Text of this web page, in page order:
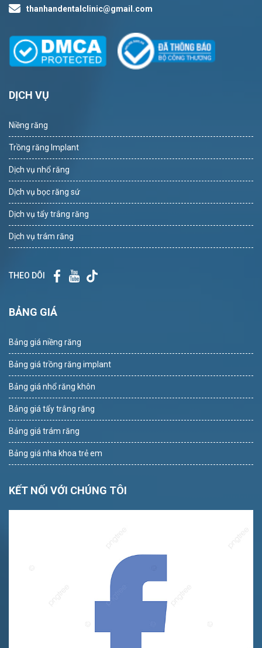
thanhandentalclinic@gmail.com
DỊCH VỤ
Niềng răng
Trồng răng Implant
Dịch vụ nhổ răng
Dịch vụ bọc răng sứ
Dịch vụ tẩy trắng răng
Dịch vụ trám răng
THEO DÕI
BẢNG GIÁ
Bảng giá niềng răng
Bảng giá trồng răng implant
Bảng giá nhổ răng khôn
Bảng giá tẩy trắng răng
Bảng giá trám răng
Bảng giá nha khoa trẻ em
KẾT NỐI VỚI CHÚNG TÔI